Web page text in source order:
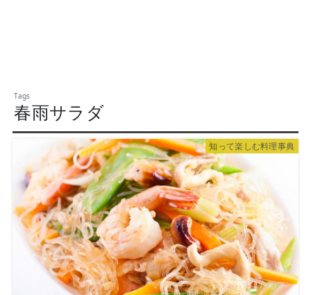
春雨サラダ
知って楽しむ料理事典